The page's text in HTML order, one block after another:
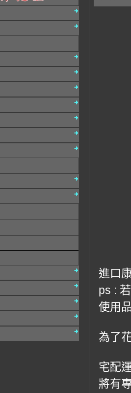
進口
ps :
使用
為了
宅配
將有